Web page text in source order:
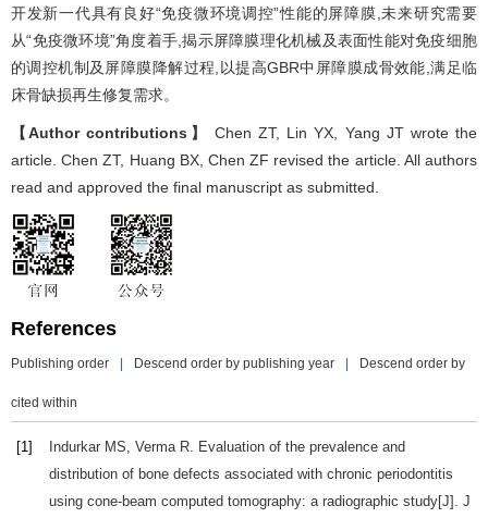
开发新一代具有良好“免疫微环境调控”性能的屏障膜,未来研究需要
从“免疫微环境”角度着手,揭示屏障膜理化机械及表面性能对免疫细胞
的调控机制及屏障膜降解过程,以提高GBR中屏障膜成骨效能,满足临
床骨缺损再生修复需求。
【Author contributions】
Chen ZT, Lin YX, Yang JT wrote the
article. Chen ZT, Huang BX, Chen ZF revised the article. All authors
read and approved the final manuscript as submitted.
References
Publishing order | Descend order by publishing year | Descend order by
cited within
[1] Indurkar MS Verma R . Evaluation of the prevalence and
distribution of bone defects associated with chronic periodontitis
using cone-beam computed tomography: a radiographic study[J]. J